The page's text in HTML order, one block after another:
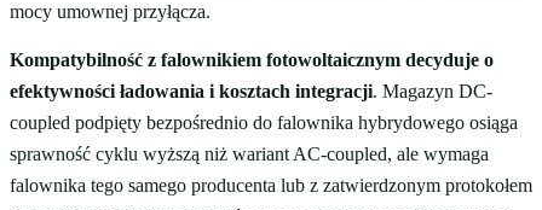
mocy umownej przyłącza.
Kompatybilność z falownikiem fotowoltaicznym decyduje o
efektywności ładowania i kosztach integracji. Magazyn DC-
coupled podpięty bezpośrednio do falownika hybrydowego osiąga
sprawność cyklu wyższą niż wariant AC-coupled, ale wymaga
falownika tego samego producenta lub z zatwierdzonym protokołem